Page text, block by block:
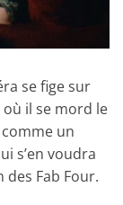
se fige sur
il se mord le
un
s’en voudra
Fab Four.